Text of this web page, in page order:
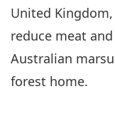
Важните Новини
United
reduce meat
Australian
forest home.